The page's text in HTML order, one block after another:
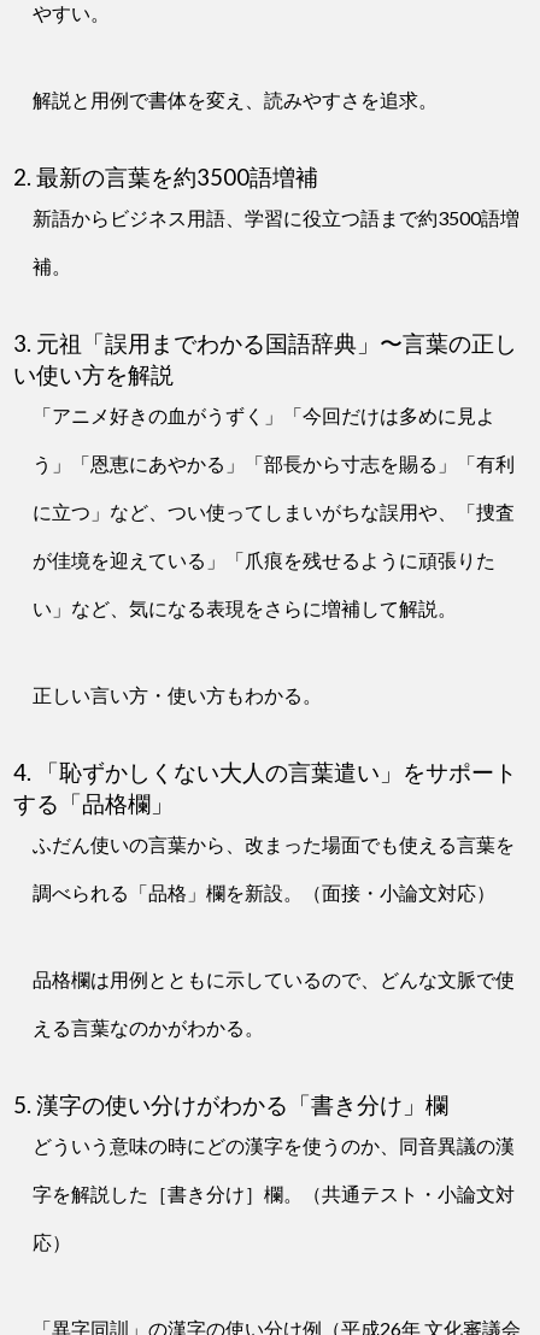
やすい。
解説と用例で書体を変え、読みやすさを追求。
2. 最新の言葉を約3500語増補
新語からビジネス用語、学習に役立つ語まで約3500語増
補。
3. 元祖「誤用までわかる国語辞典」〜言葉の正し
い使い方を解説
「アニメ好きの血がうずく」「今回だけは多めに見よ
う」「恩恵にあやかる」「部長から寸志を賜る」「有利
に立つ」など、つい使ってしまいがちな誤用や、「捜査
が佳境を迎えている」「爪痕を残せるように頑張りた
い」など、気になる表現をさらに増補して解説。
正しい言い方・使い方もわかる。
4. 「恥ずかしくない大人の言葉遣い」をサポート
する「品格欄」
ふだん使いの言葉から、改まった場面でも使える言葉を
調べられる「品格」欄を新設。（面接・小論文対応）
品格欄は用例とともに示しているので、どんな文脈で使
える言葉なのかがわかる。
5. 漢字の使い分けがわかる「書き分け」欄
どういう意味の時にどの漢字を使うのか、同音異議の漢
字を解説した［書き分け］欄。（共通テスト・小論文対
応）
「異字同訓」の漢字の使い分け例（平成26年 文化審議会